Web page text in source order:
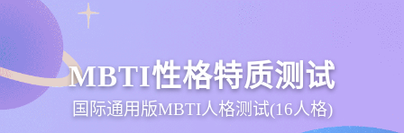
MBTI性格特质测试
国际通用版MBTI人格测试(16人格)